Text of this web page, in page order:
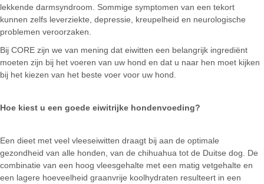
lekkende darmsyndroom. Sommige symptomen van een tekort
kunnen zelfs leverziekte, depressie, kreupelheid en neurologische
problemen veroorzaken.
Bij CORE zijn we van mening dat eiwitten een belangrijk ingrediënt
moeten zijn bij het voeren van uw hond en dat u naar hen moet kijken
bij het kiezen van het beste voer voor uw hond.
Hoe kiest u een goede eiwitrijke hondenvoeding?
Een dieet met veel vleeseiwitten draagt ​​bij aan de optimale
gezondheid van alle honden, van de chihuahua tot de Duitse dog. De
combinatie van een hoog vleesgehalte met een matig vetgehalte en
een lagere hoeveelheid graanvrije koolhydraten resulteert in een